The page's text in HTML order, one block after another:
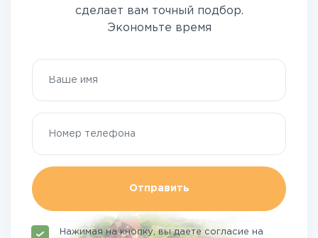
сделает вам точный подбор.
Экономьте время
Отправить
Нажимая на кнопку, вы даете согласие на